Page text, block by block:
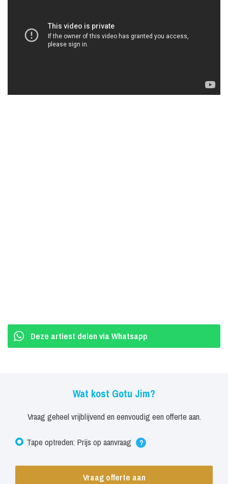
Deze artiest delen via Whatsapp
Wat kost Gotu Jim?
Vraag geheel vrijblijvend en eenvoudig een offerte aan.
Tape optreden: Prijs op aanvraag ?
Vraag offerte aan